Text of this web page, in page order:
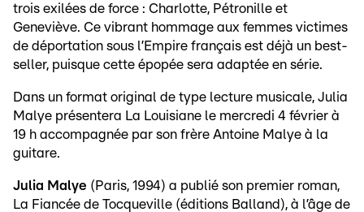
trois exilées de force : Charlotte, Pétronille et
Geneviève. Ce vibrant hommage aux femmes victimes
de déportation sous l’Empire français est déjà un best-
seller, puisque cette épopée sera adaptée en série.
Dans un format original de type lecture musicale, Julia
Malye présentera La Louisiane le mercredi 4 février à
19 h accompagnée par son frère Antoine Malye à la
guitare.
Julia Malye (Paris, 1994) a publié son premier roman,
La Fiancée de Tocqueville (éditions Balland), à l’âge de